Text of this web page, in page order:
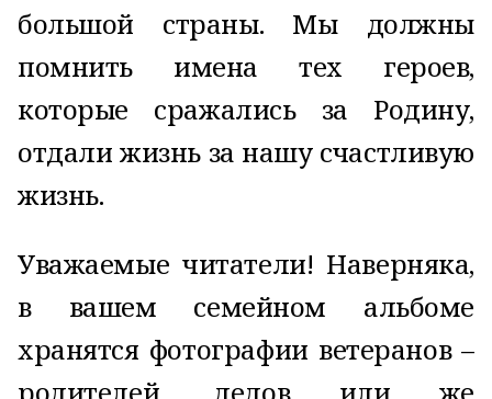
большой страны. Мы должны
помнить имена тех героев,
которые сражались за Родину,
отдали жизнь за нашу счастливую
жизнь.
Уважаемые читатели! Наверняка,
в вашем семейном альбоме
хранятся фотографии ветеранов –